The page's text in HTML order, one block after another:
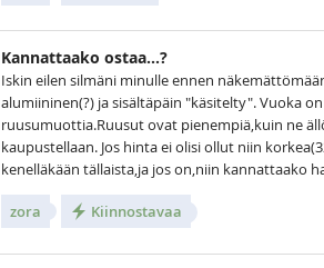
Kannattaako ostaa...?
Iskin eilen silmäni minulle ennen
alumiininen(?) ja sisältäpäin "käsitelty". Vuoka
ruusumuottia.Ruusut ovat pienempiä,kuin ne
kaupustellaan. Jos hinta ei olisi ollut niin
kenelläkään tällaista,ja jos on,niin kannattaako
zora Kiinnostavaa